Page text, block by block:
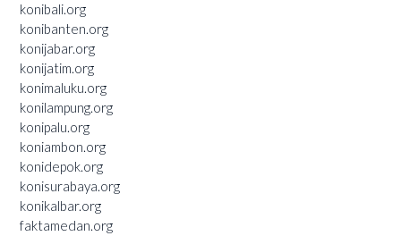
konibali.org
konibanten.org
konijabar.org
konijatim.org
konimaluku.org
konilampung.org
konipalu.org
koniambon.org
konidepok.org
konisurabaya.org
konikalbar.org
faktamedan.org